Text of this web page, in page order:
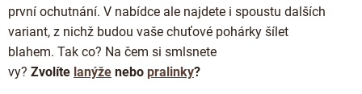
v
ý
p
i
s
první ochutnání. V nabídce ale najdete i spoustu dalších
variant, z nichž budou vaše chuťové pohárky šílet
blahem. Tak co? Na čem si smlsnete
vy? Zvolíte lanýže nebo pralinky?